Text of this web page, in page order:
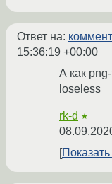
Ответ на:
15:36:19 +00:00
А как
loseless
rk-d ★
Показать